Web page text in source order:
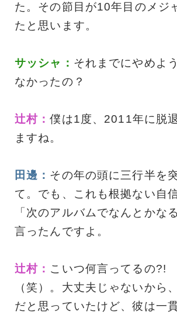
た。その節目が10年目のメジ
たと思います。
サッシャ： それまでにやめよ
なかったの？
辻村：僕は1度、2011年に脱
ますね。
田邊： その年の頭に三行半を
て。でも、これも根拠ない自
「次のアルバムでなんとかな
言ったんですよ。
辻村： こいつ何言ってるの?!
（笑）。大丈夫じゃないから
だと思っていたけど、彼は一